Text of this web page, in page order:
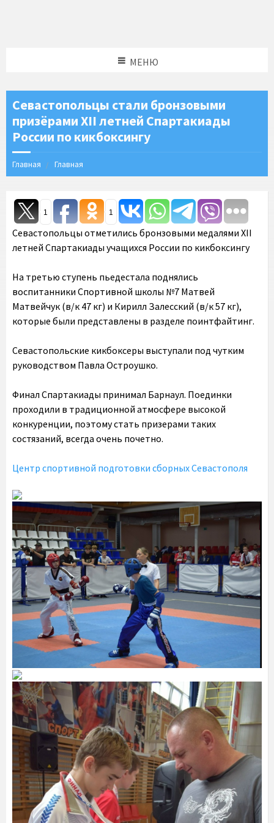
МЕНЮ
Севастопольцы стали бронзовыми
призёрами XII летней Спартакиады
России по кикбоксингу
Главная Главная
1 1
Севастопольцы отметились бронзовыми медалями XII
летней Спартакиады учащихся России по кикбоксингу
На третью ступень пьедестала поднялись
воспитанники Спортивной школы №7 Матвей
Матвейчук (в/к 47 кг) и Кирилл Залесский (в/к 57 кг),
которые были представлены в разделе поинтфайтинг.
Севастопольские кикбоксеры выступали под чутким
руководством Павла Остроушко.
Финал Спартакиады принимал Барнаул. Поединки
проходили в традиционной атмосфере высокой
конкуренции, поэтому стать призерами таких
состязаний, всегда очень почетно.
Центр спортивной подготовки сборных Севастополя